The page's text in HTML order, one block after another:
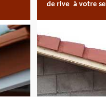
de rive à votre